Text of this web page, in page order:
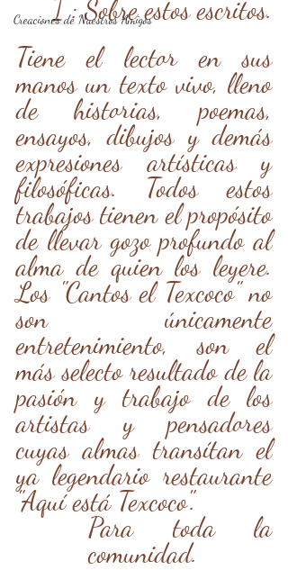
Creaciones de Nuestros Amigos
I : Sobre estos escritos.
Tiene el lector en sus
manos un texto vivo, lleno
de historias, poemas,
ensayos, dibujos y demás
expresiones artísticas y
filosóficas. Todos estos
trabajos tienen el propósito
de llevar gozo profundo al
alma de quien los leyere.
Los "Cantos el Texcoco" no
son únicamente
entretenimiento, son el
más selecto resultado de la
pasión y trabajo de los
artistas y pensadores
cuyas almas transítan el
ya legendario restaurante
"Aquí está Texcoco".
Para toda la
comunidad.